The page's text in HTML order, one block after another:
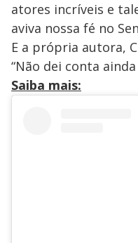
atores incríveis e
aviva nossa fé no
E a própria autora,
“Não dei conta
Saiba mais: